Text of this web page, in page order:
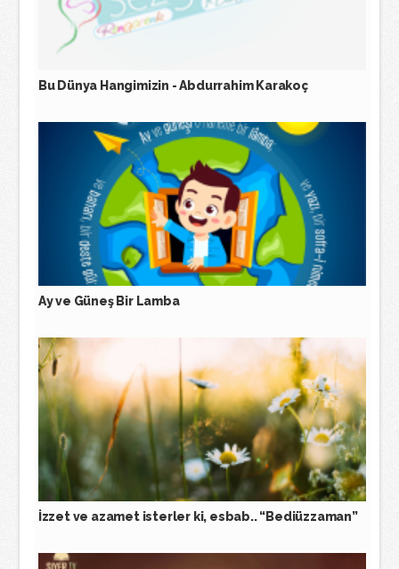
Bu Dünya Hangimizin - Abdurrahim Karakoç
Ay ve Güneş Bir Lamba
İzzet ve azamet isterler ki, esbab.. “Bediüzzaman”